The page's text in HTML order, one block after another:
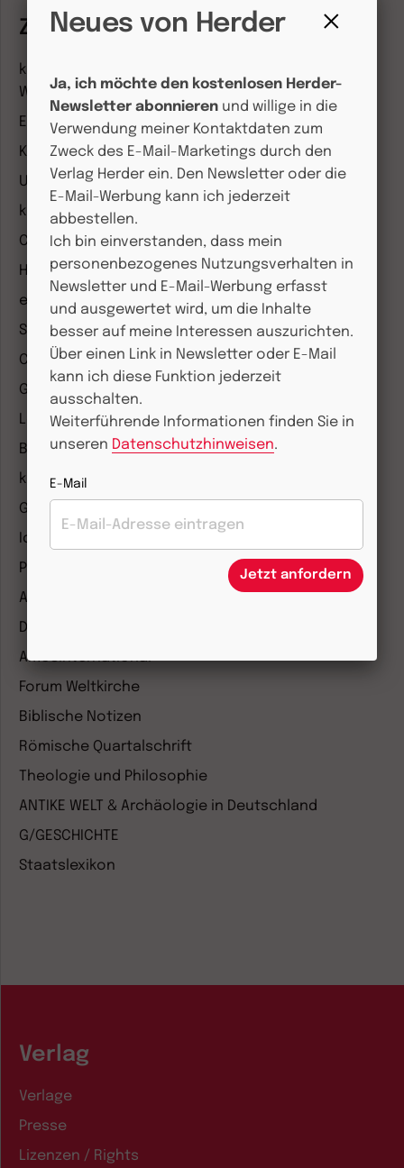
Zeitschriften
kindergarten heute Fachmagazin, Leitungsheft &
Wenn Eltern Rat suchen
Entdeckungskiste
Kleinstkinder in Kita und Tagespflege
Unser Ganztag
kizz Elternwelt
CHRIST IN DER GEGENWART
Herder Korrespondenz
einfach leben
Stimmen der Zeit
COMMUNIO
Gemeinsam Glauben
Lebensspuren
Bibel lesen
kunst und kirche
Gottesdienst
Ideenwerkstatt Gottesdienste
Pastoralblätter
Anzeiger für die Seelsorge
Diakonia
Amosinternational
Forum Weltkirche
Biblische Notizen
Römische Quartalschrift
Theologie und Philosophie
ANTIKE WELT & Archäologie in Deutschland
G/GESCHICHTE
Staatslexikon
Verlag
Verlage
Presse
Lizenzen / Rights
Neues von Herder
Ja, ich möchte den kostenlosen Herder-
Newsletter abonnieren und willige in die
Verwendung meiner Kontaktdaten zum
Zweck des E-Mail-Marketings durch den
Verlag Herder ein. Den Newsletter oder die
E-Mail-Werbung kann ich jederzeit
abbestellen.
Ich bin einverstanden, dass mein
personenbezogenes Nutzungsverhalten in
Newsletter und E-Mail-Werbung erfasst
und ausgewertet wird, um die Inhalte
besser auf meine Interessen auszurichten.
Über einen Link in Newsletter oder E-Mail
kann ich diese Funktion jederzeit
ausschalten.
Weiterführende Informationen finden Sie in
unseren Datenschutzhinweisen.
E-Mail
Jetzt anfordern